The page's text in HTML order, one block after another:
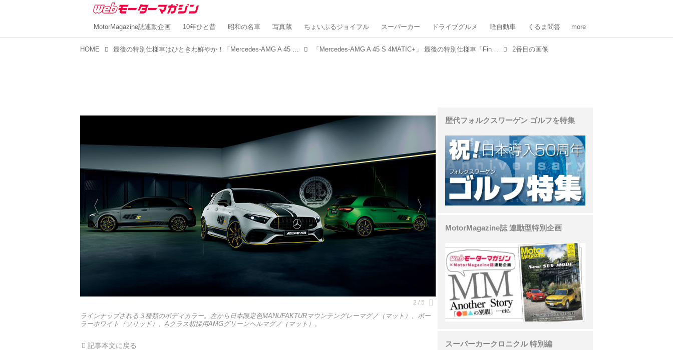
MotorMagazine誌連動企画 10年ひと昔 昭和の名車 写真蔵 ちょいふるジョイフル スーパーカー ドライブグルメ 軽自動車 くるま問答 more
HOME 最後の特別仕様車はひときわ鮮やか！「Mercedes-AMG A 45 S 4MATIC+」に「Final Edition」が登場 「Mercedes-AMG A 45 S 4MATIC+」 最後の特別仕様車「Final Edition」が登場。限定300台 2番目の画像
ラインナップされる３種類のボディカラー。左から日本限定色MANUFAKTURマウンテングレーマグノ（マット）、ポー
ラーホワイト（ソリッド）、Aクラス初採用AMGグリーンヘルマグノ（マット）。
記事本文に戻る
歴代フォルクスワーゲン ゴルフを特集
MotorMagazine誌 連動型特別企画
スーパーカークロニクル 特別編